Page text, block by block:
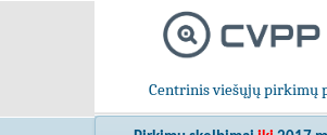
Centrinis viešųjų pirkimų